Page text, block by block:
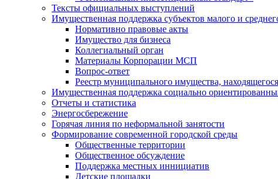
Тексты официальных выступлений
Имущественная поддержка субъектов малого и
Нормативно правовые акты
Имущество для бизнеса
Коллегиальный орган
Материалы Корпорации МСП
Вопрос-ответ
Реестр муниципального имущества,
Имущественная поддержка социально
Отчеты и статистика
Энергосбережение
Горячая линия по неформальной занятости
Формирование современной городской среды
Общественные территории
Общественное обсуждение
Поддержка местных иннициатив
Детские площадки